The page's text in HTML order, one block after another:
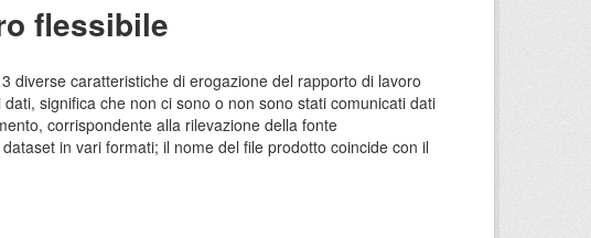
flessibile
diverse caratteristiche di erogazione del rapporto di lavoro
significa che non ci sono o non sono stati comunicati dati
corrispondente alla rilevazione della fonte
in vari formati; il nome del file prodotto coincide con il